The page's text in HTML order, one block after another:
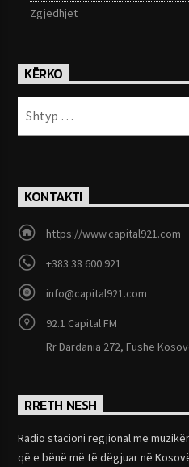
Zgjedhjet
KËRKO
KONTAKTI
https://www.capital921.com
+383 38 600 921
info@capital921.com
92.1 Capital FM
Rr Dardania 272, Fushë
RRETH NESH
Radio stacioni regjional me
që e bënë më të dëgjuar në